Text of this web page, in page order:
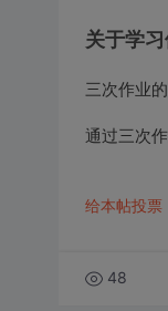
关于学
三次作业
通过三次
给本帖投票
48